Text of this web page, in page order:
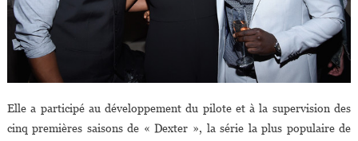
Elle a participé au développement du pilote et à la supervision des
cinq premières saisons de « Dexter », la série la plus populaire de